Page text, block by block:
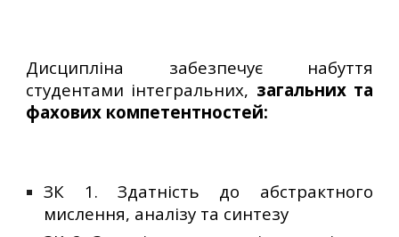
Дисципліна забезпечує набуття
студентами інтегральних, загальних та
фахових компетентностей:
ЗК 1. Здатність до абстрактного
мислення, аналізу та синтезу